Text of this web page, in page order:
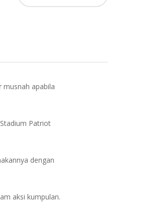
musnah apabila
Patriot
dengan
aksi kumpulan.